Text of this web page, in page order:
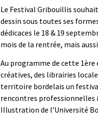
Le Festival Gribouillis
dessin sous toutes ses
dédicaces le 18 & 19
mois de la rentrée, mais
Au programme de cette 1ère
créatives, des librairies
territoire bordelais un
rencontres professionnelles
Illustration de l’Université